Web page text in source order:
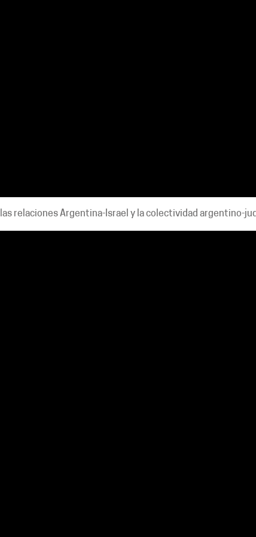
relaciones Argentina-Israel y la colectividad argentino-